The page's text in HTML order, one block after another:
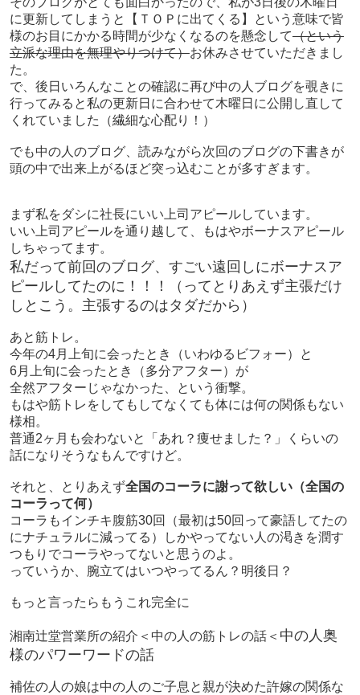
に更新してしまうと【ＴＯＰに出てくる】という意味で皆
様のお目にかかる時間が少なくなるのを懸念して（という
立派な理由を無理やりつけて）お休みさせていただきまし
た。
で、後日いろんなことの確認に再び中の人ブログを覗きに
行ってみると私の更新日に合わせて木曜日に公開し直して
くれていました（繊細な心配り！）
でも中の人のブログ、読みながら次回のブログの下書きが
頭の中で出来上がるほど突っ込むことが多すぎます。
まず私をダシに社長にいい上司アピールしています。
いい上司アピールを通り越して、もはやボーナスアピール
しちゃってます。
私だって前回のブログ、すごい遠回しにボーナスア
ピールしてたのに！！！（ってとりあえず主張だけ
しとこう。主張するのはタダだから）
あと筋トレ。
今年の4月上旬に会ったとき（いわゆるビフォー）と
6月上旬に会ったとき（多分アフター）が
全然アフターじゃなかった、という衝撃。
もはや筋トレをしてもしてなくても体には何の関係もない
様相。
普通2ヶ月も会わないと「あれ？痩せました？」くらいの
話になりそうなもんですけど。
それと、とりあえず全国のコーラに謝って欲しい（全国の
コーラって何）
コーラもインチキ腹筋30回（最初は50回って豪語してたの
にナチュラルに減ってる）しかやってない人の渇きを潤す
つもりでコーラやってないと思うのよ。
っていうか、腕立てはいつやってるん？明後日？
もっと言ったらもうこれ完全に
湘南辻堂営業所の紹介＜ 中の人の筋トレの話＜ 中の人奥
様のパワーワードの話
補佐の人の娘は中の人のご子息と親が決めた許嫁の関係な